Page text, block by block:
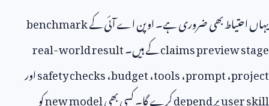
بھی ضروری ہے۔ اوپن اے آئی کےbenchmark
claims previewکے ہیں۔real-world result
،prompt،tools،budget،safety checksاور
پرdependکرے گا۔ کسی بھیnew modelکو